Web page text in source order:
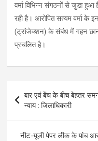
वर्मा विभिन्न संगठनों से जुडा
रही है। आरोपित सत्यम वर्मा के
(ट्रांजेक्शन) के संबंध में गहन
प्रचलित है।
navigation
बार एवं बेंच के बीच बेहतर
न्याय : जिलाधिकारी
नीट-यूजी पेपर लीक के पांच